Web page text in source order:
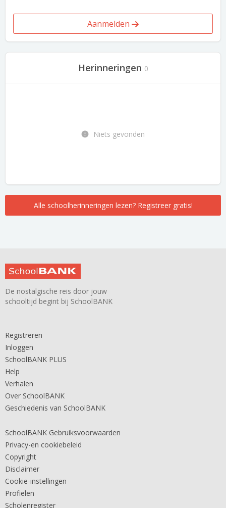
Aanmelden
Herinneringen 0
Niets gevonden
Alle schoolherinneringen lezen? Registreer gratis!
De nostalgische reis door jouw
schooltijd begint bij SchoolBANK
Registreren
Inloggen
SchoolBANK PLUS
Help
Verhalen
Over SchoolBANK
Geschiedenis van SchoolBANK
SchoolBANK Gebruiksvoorwaarden
Privacy-en cookiebeleid
Copyright
Disclaimer
Cookie-instellingen
Profielen
Scholenregister